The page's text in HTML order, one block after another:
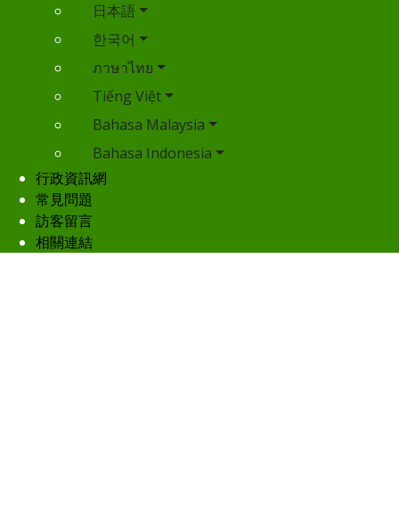
日本語
한국어
ภาษาไทย
Tiếng Việt
Bahasa Malaysia
Bahasa Indonesia
行政資訊網
常見問題
訪客留言
相關連結